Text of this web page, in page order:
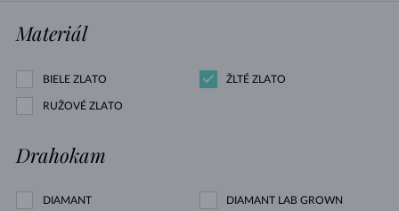
Materiál
BIELE ZLATO ŽLTÉ ZLATO
RUŽOVÉ ZLATO
Drahokam
DIAMANT DIAMANT LAB GROWN